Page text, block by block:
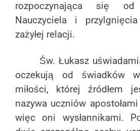
rozpoczynająca się
Nauczyciela i
zażyłej relacji.
Św. Łukasz
oczekują od świadków
miłości, której źródłem
nazywa uczniów
więc oni wysłannikami.